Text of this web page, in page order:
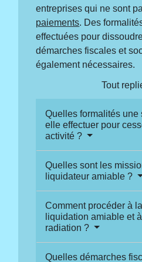
entreprises qui ne sont
paiements. Des
effectuées pour
démarches fiscales et
également nécessaires.
Tout
Quelles formalités une
elle effectuer pour
activité ?
Quelles sont les
liquidateur amiable ?
Comment procéder à
liquidation amiable et
radiation ?
Quelles démarches